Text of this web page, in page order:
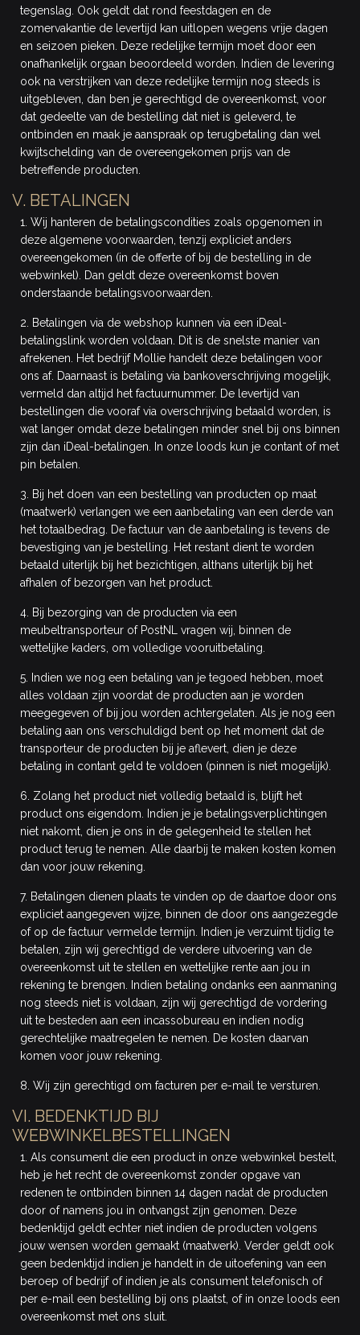
tegenslag. Ook geldt dat rond feestdagen en de
zomervakantie de levertijd kan uitlopen wegens vrije dagen
en seizoen pieken. Deze redelijke termijn moet door een
onafhankelijk orgaan beoordeeld worden. Indien de levering
ook na verstrijken van deze redelijke termijn nog steeds is
uitgebleven, dan ben je gerechtigd de overeenkomst, voor
dat gedeelte van de bestelling dat niet is geleverd, te
ontbinden en maak je aanspraak op terugbetaling dan wel
kwijtschelding van de overeengekomen prijs van de
betreffende producten.
V. BETALINGEN
1. Wij hanteren de betalingscondities zoals opgenomen in
deze algemene voorwaarden, tenzij expliciet anders
overeengekomen (in de offerte of bij de bestelling in de
webwinkel). Dan geldt deze overeenkomst boven
onderstaande betalingsvoorwaarden.
2. Betalingen via de webshop kunnen via een iDeal-
betalingslink worden voldaan. Dit is de snelste manier van
afrekenen. Het bedrijf Mollie handelt deze betalingen voor
ons af. Daarnaast is betaling via bankoverschrijving mogelijk,
vermeld dan altijd het factuurnummer. De levertijd van
bestellingen die vooraf via overschrijving betaald worden, is
wat langer omdat deze betalingen minder snel bij ons binnen
zijn dan iDeal-betalingen. In onze loods kun je contant of met
pin betalen.
3. Bij het doen van een bestelling van producten op maat
(maatwerk) verlangen we een aanbetaling van een derde van
het totaalbedrag. De factuur van de aanbetaling is tevens de
bevestiging van je bestelling. Het restant dient te worden
betaald uiterlijk bij het bezichtigen, althans uiterlijk bij het
afhalen of bezorgen van het product.
4. Bij bezorging van de producten via een
meubeltransporteur of PostNL vragen wij, binnen de
wettelijke kaders, om volledige vooruitbetaling.
5. Indien we nog een betaling van je tegoed hebben, moet
alles voldaan zijn voordat de producten aan je worden
meegegeven of bij jou worden achtergelaten. Als je nog een
betaling aan ons verschuldigd bent op het moment dat de
transporteur de producten bij je aflevert, dien je deze
betaling in contant geld te voldoen (pinnen is niet mogelijk).
6. Zolang het product niet volledig betaald is, blijft het
product ons eigendom. Indien je je betalingsverplichtingen
niet nakomt, dien je ons in de gelegenheid te stellen het
product terug te nemen. Alle daarbij te maken kosten komen
dan voor jouw rekening.
7. Betalingen dienen plaats te vinden op de daartoe door ons
expliciet aangegeven wijze, binnen de door ons aangezegde
of op de factuur vermelde termijn. Indien je verzuimt tijdig te
betalen, zijn wij gerechtigd de verdere uitvoering van de
overeenkomst uit te stellen en wettelijke rente aan jou in
rekening te brengen. Indien betaling ondanks een aanmaning
nog steeds niet is voldaan, zijn wij gerechtigd de vordering
uit te besteden aan een incassobureau en indien nodig
gerechtelijke maatregelen te nemen. De kosten daarvan
komen voor jouw rekening.
8. Wij zijn gerechtigd om facturen per e-mail te versturen.
VI. BEDENKTIJD BIJ
WEBWINKELBESTELLINGEN
1. Als consument die een product in onze webwinkel bestelt,
heb je het recht de overeenkomst zonder opgave van
redenen te ontbinden binnen 14 dagen nadat de producten
door of namens jou in ontvangst zijn genomen. Deze
bedenktijd geldt echter niet indien de producten volgens
jouw wensen worden gemaakt (maatwerk). Verder geldt ook
geen bedenktijd indien je handelt in de uitoefening van een
beroep of bedrijf of indien je als consument telefonisch of
per e-mail een bestelling bij ons plaatst, of in onze loods een
overeenkomst met ons sluit.